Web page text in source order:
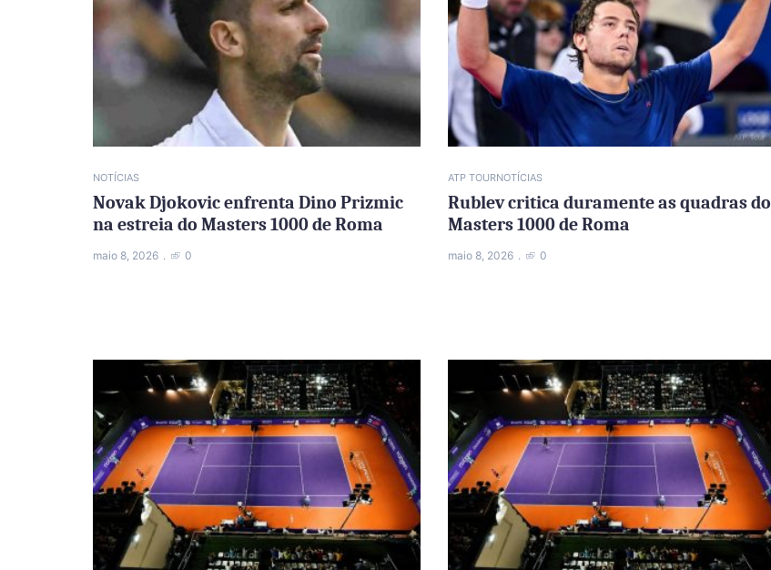
NOTÍCIAS
Novak Djokovic enfrenta Dino Prizmic
na estreia do Masters 1000 de Roma
maio 8, 2026 0
ATP TOURNOTÍCIAS
Rublev critica duramente as quadras do
Masters 1000 de Roma
maio 8, 2026 0